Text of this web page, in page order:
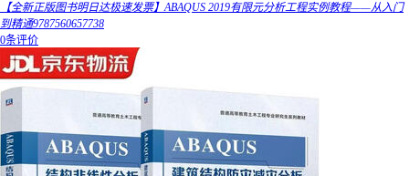
【全新正版图书明日达极速发票】ABAQUS 2019有限元分析工程实例教程——从入门
到精通9787560657738
0条评价